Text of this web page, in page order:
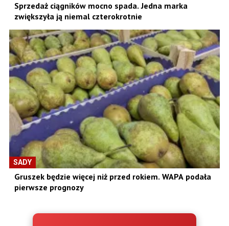
Sprzedaż ciągników mocno spada. Jedna marka
zwiększyła ją niemal czterokrotnie
SADY
Gruszek będzie więcej niż przed rokiem. WAPA podała
pierwsze prognozy